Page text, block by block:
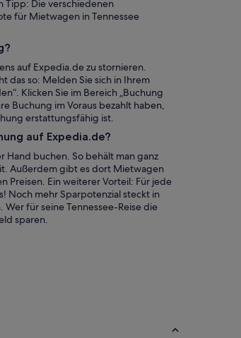
Tipp: Die verschiedenen
für Mietwagen in Tennessee
auf Expedia.de zu stornieren.
das so: Melden Sie sich in Ihrem
Klicken Sie im Bereich „Buchung
Buchung im Voraus bezahlt haben,
erstattungsfähig ist.
auf Expedia.de?
Hand buchen. So behält man ganz
Außerdem gibt es dort Mietwagen
Preisen. Ein weiterer Vorteil: Für jede
Noch mehr Sparpotenzial steckt in
für seine Tennessee-Reise die
sparen.